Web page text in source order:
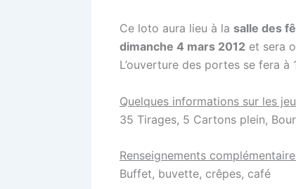
Ce loto aura lieu à la salle des
dimanche 4 mars 2012 et sera
L’ouverture des portes se fera
Quelques informations sur les
35 Tirages, 5 Cartons plein,
Renseignements
Buffet, buvette, crêpes, café